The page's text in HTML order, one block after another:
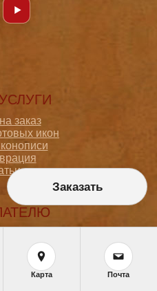
заказ
икон
заказ
и оплата
Заказать
Карта Почта